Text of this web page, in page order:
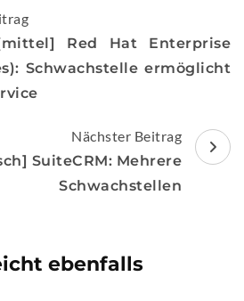
Red Hat Enterprise
Schwachstelle ermöglicht
Nächster Beitrag
SuiteCRM: Mehrere
Schwachstellen
ebenfalls